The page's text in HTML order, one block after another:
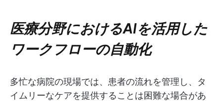
医療分野におけるAIを活用した
ワークフローの自動化
多忙な病院の現場では、患者の流れを管理し、タ
イムリーなケアを提供することは困難な場合があ